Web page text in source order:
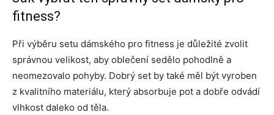
fitness?
Při výběru setu dámského pro fitness je důležité zvolit
správnou velikost, aby oblečení sedělo pohodlně a
neomezovalo pohyby. Dobrý set by také měl být vyroben
z kvalitního materiálu, který absorbuje pot a dobře odvádí
vlhkost daleko od těla.